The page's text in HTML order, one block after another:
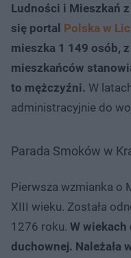
Ludności i Mieszkań
się portal Polska w
mieszka 1 149 osób,
mieszkańców
to mężczyźni. W
administracyjnie do
Parada Smoków w
Pierwsza wzmianka o
XIII wieku. Została
1276 roku. W wiekach
duchownej. Należała